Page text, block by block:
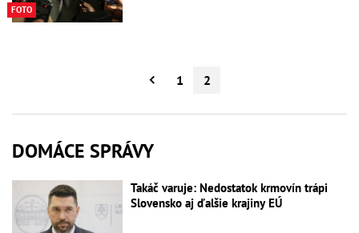
FOTO
1 2
DOMÁCE SPRÁVY
Takáč varuje: Nedostatok krmovín trápi
Slovensko aj ďalšie krajiny EÚ